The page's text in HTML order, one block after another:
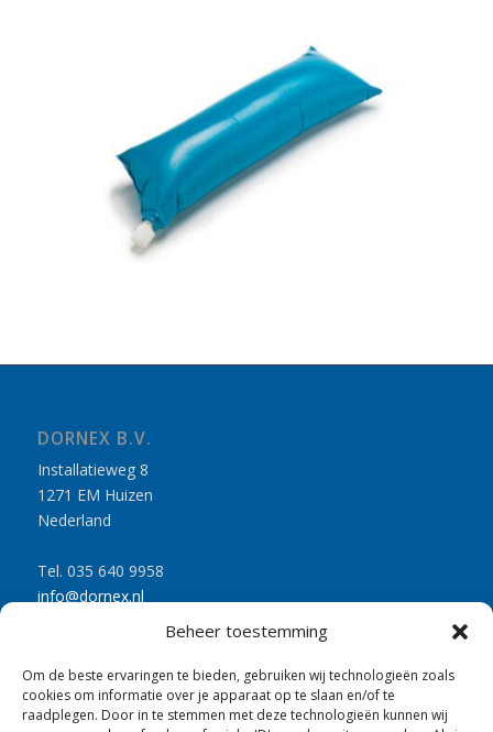
Beheer toestemming
Om de beste ervaringen te bieden, gebruiken wij technologieën zoals
cookies om informatie over je apparaat op te slaan en/of te
raadplegen. Door in te stemmen met deze technologieën kunnen wij
DORNEX B.V.
Installatieweg 8
1271 EM Huizen
Nederland
Tel. 035 640 9958
info@dornex.nl